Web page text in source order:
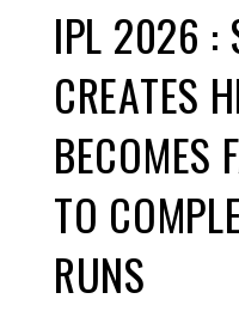
IPL 2026 :
CREATES
BECOMES
TO
RUNS